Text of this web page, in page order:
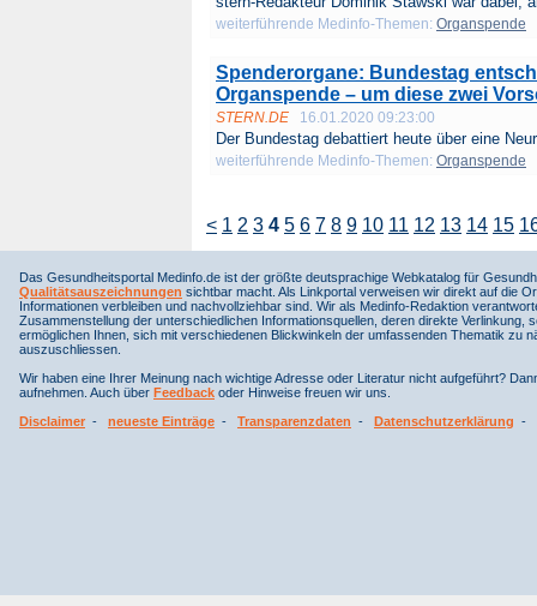
weiterführende Medinfo-Themen: Organspende
Spenderorgane: Bundestag
Organspende – um diese zwei
STERN.DE 16.01.2020 09:23:00
Der Bundestag debattiert heute über eine
weiterführende Medinfo-Themen: Organspende
< 1 2 3 4 5 6 7 8 9 10 11 12 13 14 15
Das Gesundheitsportal Medinfo.de ist der größte deutsprachige Webkatalog für
Qualitätsauszeichnungen sichtbar macht. Als Linkportal verweisen wir direkt auf die
Informationen verbleiben und nachvollziehbar sind. Wir als Medinfo-Redaktion
Zusammenstellung der unterschiedlichen Informationsquellen, deren direkte
ermöglichen Ihnen, sich mit verschiedenen Blickwinkeln der umfassenden Thematik
auszuschliessen.
Wir haben eine Ihrer Meinung nach wichtige Adresse oder Literatur nicht aufgeführt?
aufnehmen. Auch über Feedback oder Hinweise freuen wir uns.
Disclaimer - neueste Einträge - Transparenzdaten - Datenschutzerklärung -